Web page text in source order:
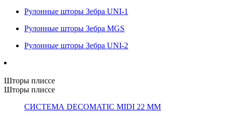
Рулонные шторы Зебра UNI-1
Рулонные шторы Зебра MGS
Рулонные шторы Зебра UNI-2
Шторы плиссе
Шторы плиссе
СИСТЕМА DECOMATIC MIDI 22 ММ